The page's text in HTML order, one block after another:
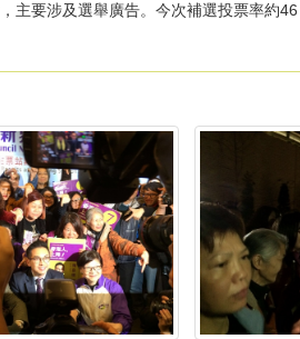
主要涉及選舉廣告。今次補選投票率約